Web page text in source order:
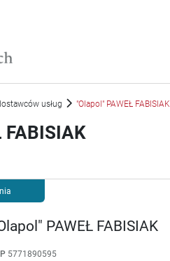
się w nowym oknie
usług "Olapol" PAWEŁ FABISIAK
FABISIAK
PAWEŁ FABISIAK
5771890595